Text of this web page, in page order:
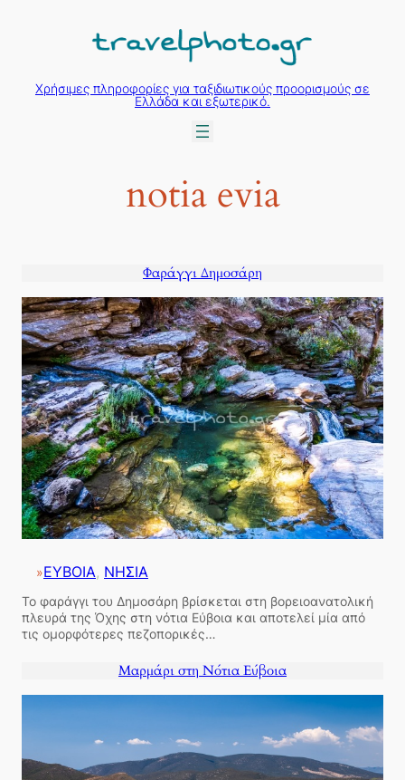
περιεχόμενο
Χρήσιμες πληροφορίες για ταξιδιωτικούς προορισμούς σε
Ελλάδα και εξωτερικό.
notia evia
Φαράγγι Δημοσάρη
»ΕΥΒΟΙΑ, ΝΗΣΙΑ
Το φαράγγι του Δημοσάρη βρίσκεται στη βορειοανατολική
πλευρά της Όχης στη νότια Εύβοια και αποτελεί μία από
τις ομορφότερες πεζοπορικές…
Μαρμάρι στη Νότια Εύβοια